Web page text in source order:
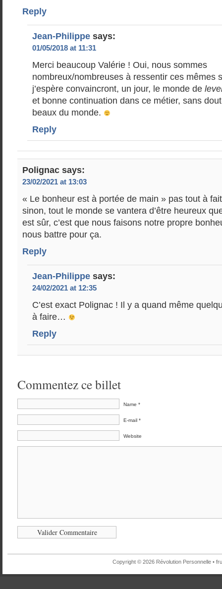
Reply
Jean-Philippe says:
01/05/2018 at 11:31
Merci beaucoup Valérie ! Oui, nous sommes
nombreux/nombreuses à ressentir ces mêmes
j’espère convaincront, un jour, le monde de
et bonne continuation dans ce métier, sans
beaux du monde.
Reply
Polignac says:
23/02/2021 at 13:03
« Le bonheur est à portée de main » pas tout à
sinon, tout le monde se vantera d’être heureux
est sûr, c’est que nous faisons notre propre
nous battre pour ça.
Reply
Jean-Philippe says:
24/02/2021 at 12:35
C’est exact Polignac ! Il y a quand même
à faire…
Reply
Commentez ce billet
Name *
E-mail *
Website
Copyright © 2026 Révolution Personnelle •